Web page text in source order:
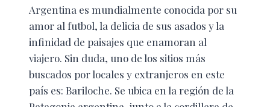
Argentina es mundialmente conocida por su
amor al futbol, la delicia de sus asados y la
infinidad de paisajes que enamoran al
viajero. Sin duda, uno de los sitios más
buscados por locales y extranjeros en este
país es: Bariloche. Se ubica en la región de la